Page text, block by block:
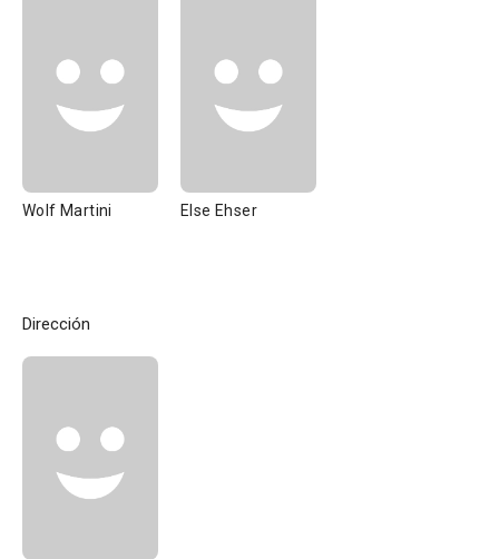
Wolf Martini Else Ehser
Dirección